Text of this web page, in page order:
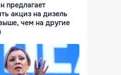
предлагает
акциз на дизель
чем на другие